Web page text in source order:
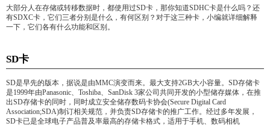
关于我们
联系我们
大部分人在存储或转移数据时，都使用过SD卡，那你知道SDHC卡是什么吗？还
有SDXC卡，它们三者分别是什么，有何区别？对于这三种卡，小编就详细解释
一下，它们各有什么功能和区别。
SD卡
SD是早先的版本，据说是由MMC演变而来。最大支持2GB大小容量。SD存储卡
是1999年由Panasonic、Toshiba、SanDisk 3家公司共同开发的小型储存媒体，在推
出SD存储卡的同时，同时成立安全储存数码卡协会(Secure Digital Card
Association;SDA)制订相关规范，并负责SD存储卡的推广工作。经过多年发展，
SD卡已是全球电子产品普及率最高的存储卡格式，适用于手机、数码相机